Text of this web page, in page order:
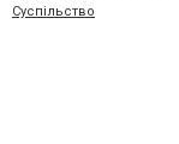
Суспільство